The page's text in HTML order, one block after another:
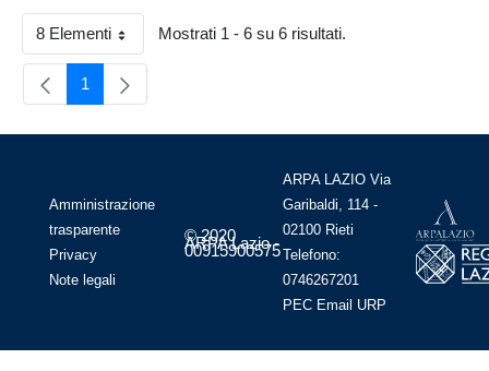
8 ElementiPer Page Mostrati 1 - 6 su 6 risultati.
Pagina
1
Amministrazione
trasparente
Privacy
Note legali
© 2020
ARPA Lazio -
00915900575
ARPA LAZIO Via
Garibaldi, 114 -
02100 Rieti
Telefono:
0746267201
PEC Email URP